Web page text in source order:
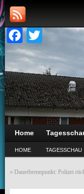
Home
HOME TAGESSCHAU
« Dauerbrennpunkt: Polizei